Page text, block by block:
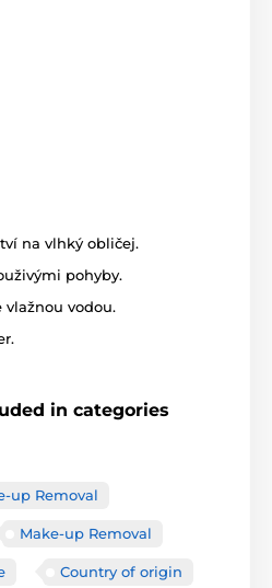
na vlhký obličej.
pohyby.
vodou.
in categories
up Removal
Make-up Removal
Country of origin